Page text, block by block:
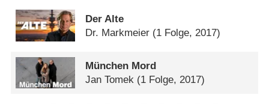
Der Alte
Dr. Markmeier (1 Folge, 2017)
München Mord
Jan Tomek (1 Folge, 2017)